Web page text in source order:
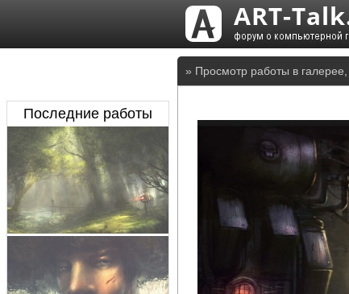
» Просмотр работы в галерее,
Последние работы